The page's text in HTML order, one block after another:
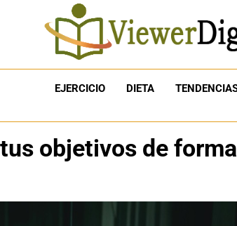
EJERCICIO DIETA
objetivos de